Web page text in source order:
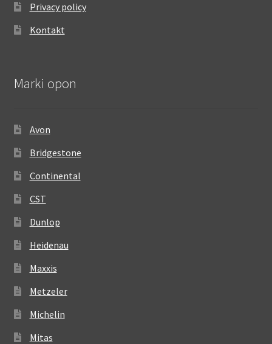
Privacy policy
Kontakt
Marki opon
Avon
Bridgestone
Continental
CST
Dunlop
Heidenau
Maxxis
Metzeler
Michelin
Mitas